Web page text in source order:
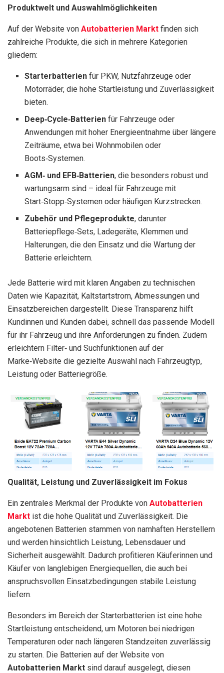
Produktwelt und Auswahlmöglichkeiten
Auf der Website von Autobatterien Markt finden sich
zahlreiche Produkte, die sich in mehrere Kategorien
gliedern:
Starterbatterien für PKW, Nutzfahrzeuge oder
Motorräder, die hohe Startleistung und Zuverlässigkeit
bieten.
Deep‑Cycle‑Batterien für Fahrzeuge oder
Anwendungen mit hoher Energieentnahme über längere
Zeiträume, etwa bei Wohnmobilen oder
Boots‑Systemen.
AGM‑ und EFB‑Batterien, die besonders robust und
wartungsarm sind – ideal für Fahrzeuge mit
Start‑Stopp‑Systemen oder häufigen Kurzstrecken.
Zubehör und Pflegeprodukte, darunter
Batteriepflege‑Sets, Ladegeräte, Klemmen und
Halterungen, die den Einsatz und die Wartung der
Batterie erleichtern.
Jede Batterie wird mit klaren Angaben zu technischen
Daten wie Kapazität, Kaltstartstrom, Abmessungen und
Einsatzbereichen dargestellt. Diese Transparenz hilft
Kundinnen und Kunden dabei, schnell das passende Modell
für ihr Fahrzeug und ihre Anforderungen zu finden. Zudem
erleichtern Filter‑ und Suchfunktionen auf der
Marke‑Website die gezielte Auswahl nach Fahrzeugtyp,
Leistung oder Batteriegröße.
Qualität, Leistung und Zuverlässigkeit im Fokus
Ein zentrales Merkmal der Produkte von Autobatterien
Markt ist die hohe Qualität und Zuverlässigkeit. Die
angebotenen Batterien stammen von namhaften Herstellern
und werden hinsichtlich Leistung, Lebensdauer und
Sicherheit ausgewählt. Dadurch profitieren Käuferinnen und
Käufer von langlebigen Energiequellen, die auch bei
anspruchsvollen Einsatzbedingungen stabile Leistung
liefern.
Besonders im Bereich der Starterbatterien ist eine hohe
Startleistung entscheidend, um Motoren bei niedrigen
Temperaturen oder nach längeren Standzeiten zuverlässig
zu starten. Die Batterien auf der Website von
Autobatterien Markt sind darauf ausgelegt, diesen